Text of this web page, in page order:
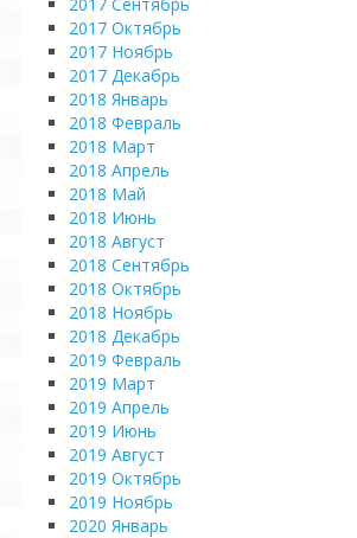
2017 Октябрь
2017 Ноябрь
2017 Декабрь
2018 Январь
2018 Февраль
2018 Март
2018 Апрель
2018 Май
2018 Июнь
2018 Август
2018 Сентябрь
2018 Октябрь
2018 Ноябрь
2018 Декабрь
2019 Февраль
2019 Март
2019 Апрель
2019 Июнь
2019 Август
2019 Октябрь
2019 Ноябрь
2020 Январь